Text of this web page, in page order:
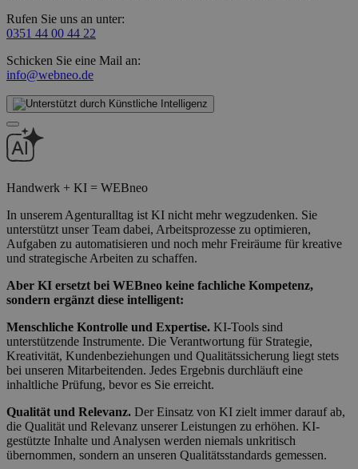
Rufen Sie uns an unter:
0351 44 00 44 22
Schicken Sie eine Mail an:
info@webneo.de
Handwerk + KI = WEBneo
In unserem Agenturalltag ist KI nicht mehr wegzudenken. Sie
unterstützt unser Team dabei, Arbeitsprozesse zu optimieren,
Aufgaben zu automatisieren und noch mehr Freiräume für kreative
und strategische Arbeiten zu schaffen.
Aber KI ersetzt bei WEBneo keine fachliche Kompetenz,
sondern ergänzt diese intelligent:
Menschliche Kontrolle und Expertise. KI-Tools sind
unterstützende Instrumente. Die Verantwortung für Strategie,
Kreativität, Kundenbeziehungen und Qualitätssicherung liegt stets
bei unseren Mitarbeitenden. Jedes Ergebnis durchläuft eine
inhaltliche Prüfung, bevor es Sie erreicht.
Qualität und Relevanz. Der Einsatz von KI zielt immer darauf ab,
die Qualität und Relevanz unserer Leistungen zu erhöhen. KI-
gestützte Inhalte und Analysen werden niemals unkritisch
übernommen, sondern an unseren Qualitätsstandards gemessen.